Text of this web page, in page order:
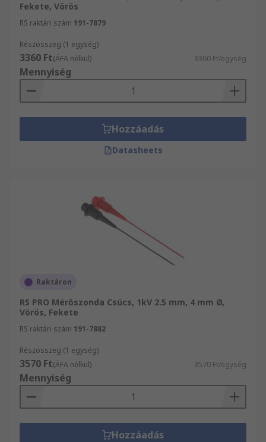
Fekete, Vörös
RS raktári szám 191-7879
Részösszeg (1 egység)
3360 Ft(ÁFA nélkül) 3360 Ft/egység
Mennyiség
Hozzáadás
Datasheets
Raktáron
RS PRO Mérőszonda Csúcs, 1kV 2.5 mm, 4 mm Ø,
Vörös, Fekete
RS raktári szám 191-7882
Részösszeg (1 egység)
3570 Ft(ÁFA nélkül) 3570 Ft/egység
Mennyiség
Hozzáadás